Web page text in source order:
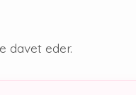
davet eder.